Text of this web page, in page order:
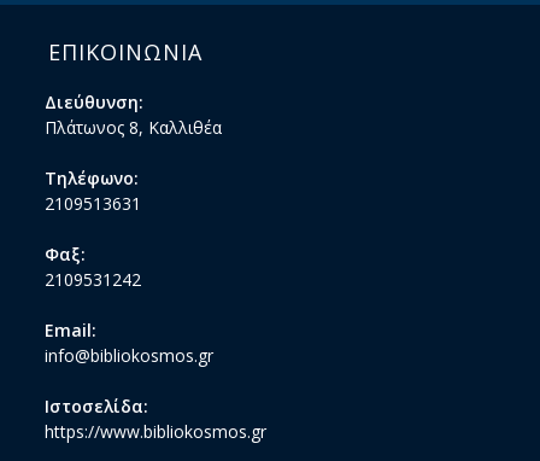
ΕΠΙΚΟΙΝΩΝΙΑ
Διεύθυνση:
Πλάτωνος 8, Καλλιθέα
Τηλέφωνο:
2109513631
Φαξ:
2109531242
Email:
info@bibliokosmos.gr
Ιστοσελίδα:
https://www.bibliokosmos.gr